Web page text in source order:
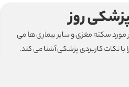
های قلبی و مغزی هستند!!
آسیب مغزی بشه؟؟؟
سالم است!!!
روز
مورد سکته مغزی و سایر بیماری ها می
با نکات کاربردی پزشکی آشنا می کند.